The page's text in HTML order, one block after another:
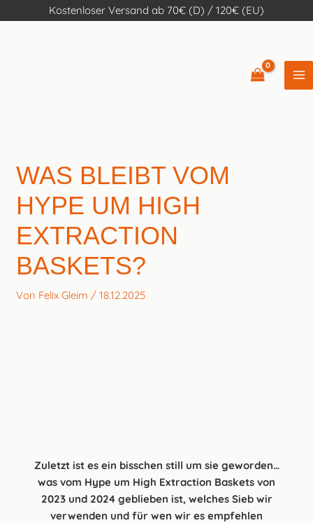
Inhalt
Kostenloser Versand ab 70€ (D) / 120€ (EU)
WAS BLEIBT VOM
HYPE UM HIGH
EXTRACTION
BASKETS?
Von Felix Gleim /18.12.2025
Zuletzt ist es ein bisschen still um sie geworden…
was vom Hype um High Extraction Baskets von
2023 und 2024 geblieben ist, welches Sieb wir
verwenden und für wen wir es empfehlen